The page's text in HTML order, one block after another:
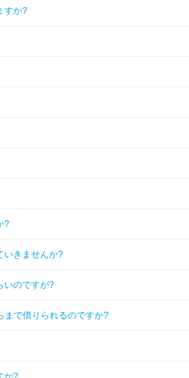
すか?
?
いきませんか?
いのですが?
まで借りられるのですか?
か?